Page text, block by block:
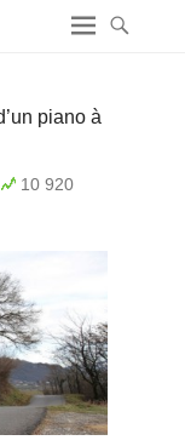
piano à
10 920